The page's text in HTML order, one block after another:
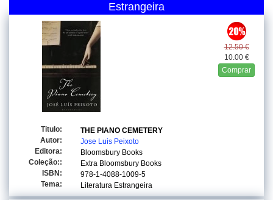
Estrangeira
12.50 €
10.00 €
Comprar
Titulo:
THE PIANO CEMETERY
Autor:
Jose Luis Peixoto
Editora:
Bloomsbury Books
Coleção::
Extra Bloomsbury Books
ISBN:
978-1-4088-1009-5
Tema:
Literatura Estrangeira